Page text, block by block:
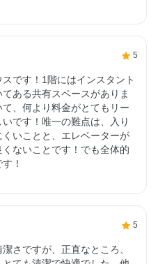
5
です！1階にはインスタント
ある共有スペースがありま
、何より料金がとてもリー
です！唯一の難点は、入り
いことと、エレベーターが
ないことです！でも全体的
！
5
さですが、正直なところ、